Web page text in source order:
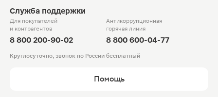
Служба поддержки
Для покупателей
и контрагентов
8 800 200-90-02
Антикоррупционная
горячая линия
8 800 600-04-77
Круглосуточно, звонок по России бесплатный
Помощь